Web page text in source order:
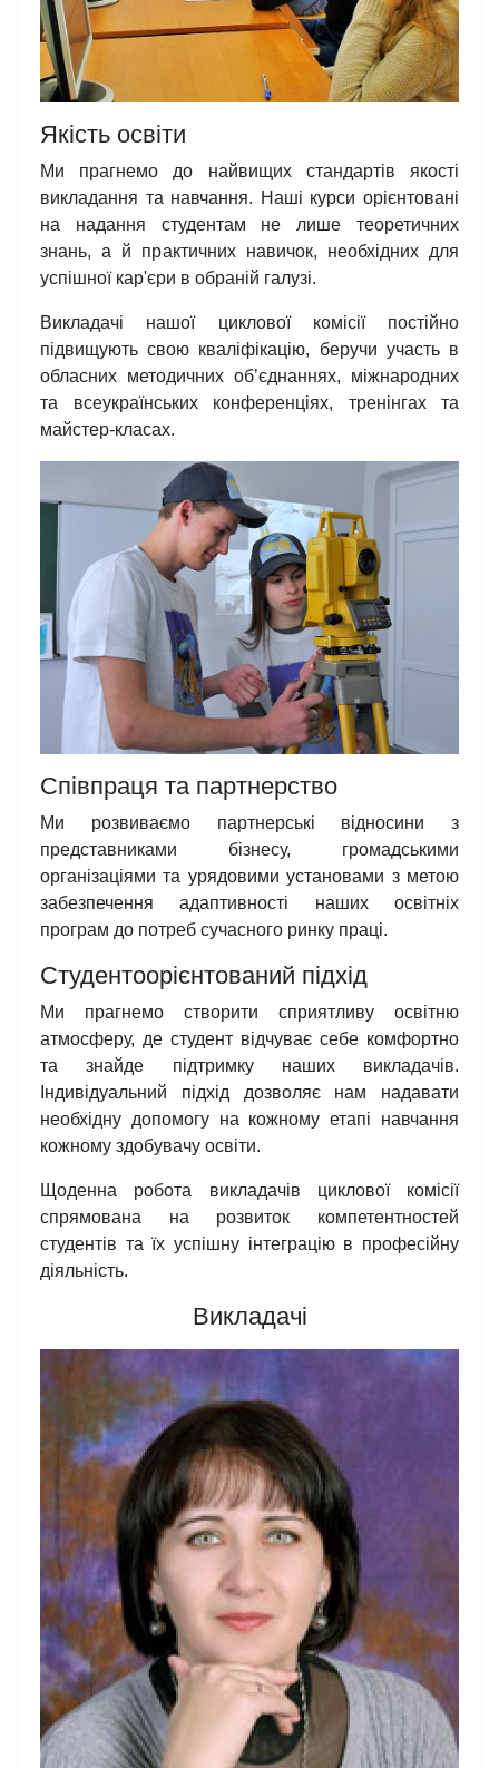
Якість освіти
Ми прагнемо до найвищих стандартів якості
викладання та навчання. Наші курси орієнтовані
на надання студентам не лише теоретичних
знань, а й практичних навичок, необхідних для
успішної кар'єри в обраній галузі.
Викладачі нашої циклової комісії постійно
підвищують свою кваліфікацію, беручи участь в
обласних методичних об’єднаннях, міжнародних
та всеукраїнських конференціях, тренінгах та
майстер-класах.
Співпраця та партнерство
Ми розвиваємо партнерські відносини з
представниками бізнесу, громадськими
організаціями та урядовими установами з метою
забезпечення адаптивності наших освітніх
програм до потреб сучасного ринку праці.
Студентоорієнтований підхід
Ми прагнемо створити сприятливу освітню
атмосферу, де студент відчуває себе комфортно
та знайде підтримку наших викладачів.
Індивідуальний підхід дозволяє нам надавати
необхідну допомогу на кожному етапі навчання
кожному здобувачу освіти.
Щоденна робота викладачів циклової комісії
спрямована на розвиток компетентностей
студентів та їх успішну інтеграцію в професійну
діяльність.
Викладачі